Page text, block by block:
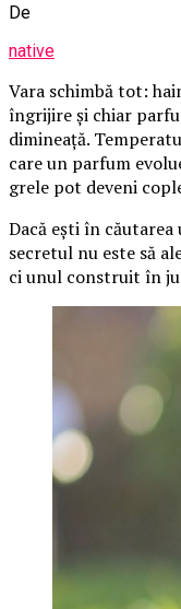
De
native
Vara schimbă tot:
îngrijire și chiar
dimineață.
care un parfum
grele pot deveni
Dacă ești în
secretul nu este să
ci unul construit în